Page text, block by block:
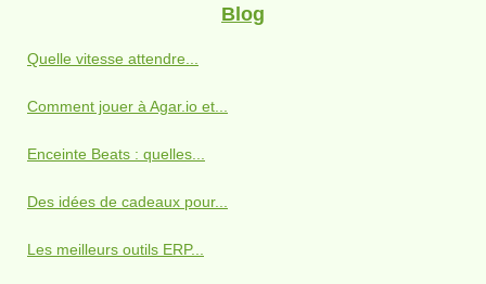
Blog
Quelle vitesse attendre...
Comment jouer à Agar.io et...
Enceinte Beats : quelles...
Des idées de cadeaux pour...
Les meilleurs outils ERP...